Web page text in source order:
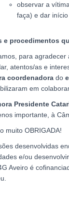
observar a
faça) e dar
e procedimentos
para agradecer
atentos/as e
coordenadora do
em
Presidente
importante, à
muito OBRIGADA!
desenvolvidas
e/ou
Aveiro é